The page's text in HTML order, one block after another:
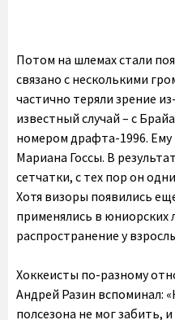
Потом на шлемах стали
связано с несколькими
частично теряли зрение
известный случай – с
номером драфта-1996.
Мариана Госсы. В
сетчатки, с тех пор он
Хотя визоры появились
применялись в юниорских
распространение у
Хоккеисты по-разному
Андрей Разин вспоминал:
полсезона не мог забить,